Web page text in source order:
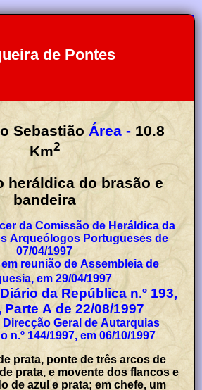
de Pontes
Sebastião Área - 10.8
Km2
heráldica do brasão e
bandeira
da Comissão de Heráldica da
Arqueólogos Portugueses de
07/04/1997
reunião de Assembleia de
em 29/04/1997
da República n.º 193,
Parte A de 22/08/1997
Geral de Autarquias
n.º 144/1997, em 06/10/1997
prata, ponte de três arcos de
prata, e movente dos flancos e
de azul e prata; em chefe, um